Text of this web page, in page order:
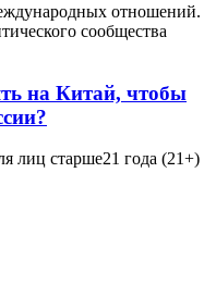
отношений.
сообщества
на Китай, чтобы
лиц старше21 года (21+)